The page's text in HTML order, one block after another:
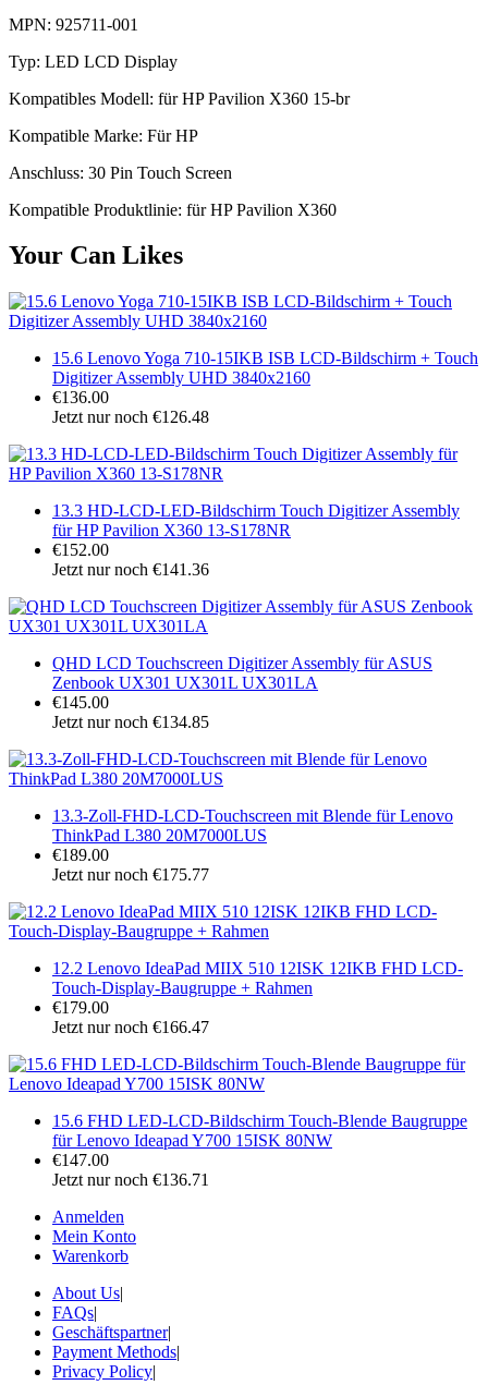
MPN: 925711-001
Typ: LED LCD Display
Kompatibles Modell: für HP Pavilion X360 15-br
Kompatible Marke: Für HP
Anschluss: 30 Pin Touch Screen
Kompatible Produktlinie: für HP Pavilion X360
Your Can Likes
15.6 Lenovo Yoga 710-15IKB ISB LCD-Bildschirm + Touch
Digitizer Assembly UHD 3840x2160
€136.00
Jetzt nur noch €126.48
13.3 HD-LCD-LED-Bildschirm Touch Digitizer Assembly
für HP Pavilion X360 13-S178NR
€152.00
Jetzt nur noch €141.36
QHD LCD Touchscreen Digitizer Assembly für ASUS
Zenbook UX301 UX301L UX301LA
€145.00
Jetzt nur noch €134.85
13.3-Zoll-FHD-LCD-Touchscreen mit Blende für Lenovo
ThinkPad L380 20M7000LUS
€189.00
Jetzt nur noch €175.77
12.2 Lenovo IdeaPad MIIX 510 12ISK 12IKB FHD LCD-
Touch-Display-Baugruppe + Rahmen
€179.00
Jetzt nur noch €166.47
15.6 FHD LED-LCD-Bildschirm Touch-Blende Baugruppe
für Lenovo Ideapad Y700 15ISK 80NW
€147.00
Jetzt nur noch €136.71
Anmelden
Mein Konto
Warenkorb
About Us|
FAQs|
Geschäftspartner|
Payment Methods|
Privacy Policy|